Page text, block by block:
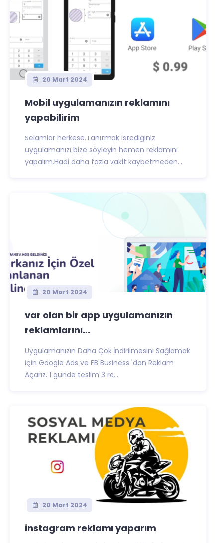
20 Mart 2024
Mobil uygulamanızın reklamını
yapabilirim
Selamlar herkese.Tanıtmak istediğiniz
uygulamanızı bize söyleyin hemen reklamını
yapalım.Hadi daha fazla vakit kaybetmeden...
20 Mart 2024
var olan bir app uygulamanızın
reklamlarını...
Uygulamanızın Daha Çok İndirilmesini Sağlamak
için Google Ads ve FB Business 'dan Reklam
Açarız. 1 günde teslim 3 re...
20 Mart 2024
instagram reklamı yaparım